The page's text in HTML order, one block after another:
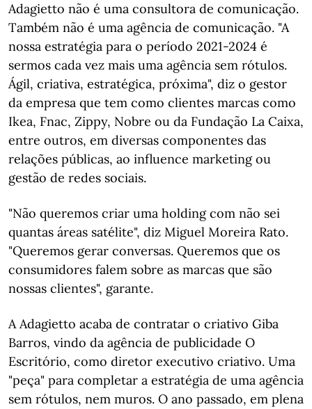
Adagietto não é uma consultora de comunicação.
Também não é uma agência de comunicação. "A
nossa estratégia para o período 2021-2024 é
sermos cada vez mais uma agência sem rótulos.
Ágil, criativa, estratégica, próxima", diz o gestor
da empresa que tem como clientes marcas como
Ikea, Fnac, Zippy, Nobre ou da Fundação La Caixa,
entre outros, em diversas componentes das
relações públicas, ao influence marketing ou
gestão de redes sociais.
"Não queremos criar uma holding com não sei
quantas áreas satélite", diz Miguel Moreira Rato.
"Queremos gerar conversas. Queremos que os
consumidores falem sobre as marcas que são
nossas clientes", garante.
A Adagietto acaba de contratar o criativo Giba
Barros, vindo da agência de publicidade O
Escritório, como diretor executivo criativo. Uma
"peça" para completar a estratégia de uma agência
sem rótulos, nem muros. O ano passado, em plena